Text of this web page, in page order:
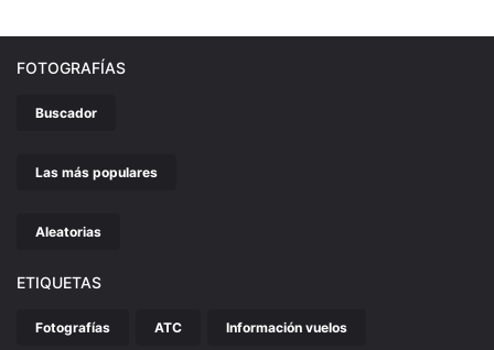
FOTOGRAFÍAS
Buscador
Las más populares
Aleatorias
ETIQUETAS
Fotografías ATC Información vuelos